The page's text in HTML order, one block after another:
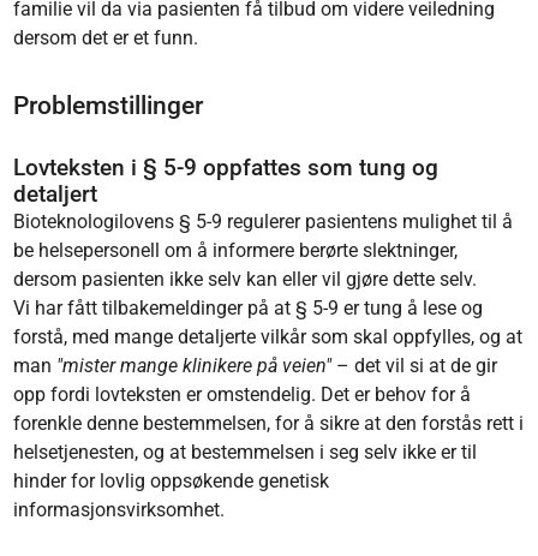
familie vil da via pasienten få tilbud om videre veiledning
dersom det er et funn.
Problemstillinger
Lovteksten i § 5-9 oppfattes som tung og
detaljert
Bioteknologilovens § 5-9 regulerer pasientens mulighet til å
be helsepersonell om å informere berørte slektninger,
dersom pasienten ikke selv kan eller vil gjøre dette selv.
Vi har fått tilbakemeldinger på at § 5-9 er tung å lese og
forstå, med mange detaljerte vilkår som skal oppfylles, og at
man "mister mange klinikere på veien"– det vil si at de gir
opp fordi lovteksten er omstendelig. Det er behov for å
forenkle denne bestemmelsen, for å sikre at den forstås rett i
helsetjenesten, og at bestemmelsen i seg selv ikke er til
hinder for lovlig oppsøkende genetisk
informasjonsvirksomhet.